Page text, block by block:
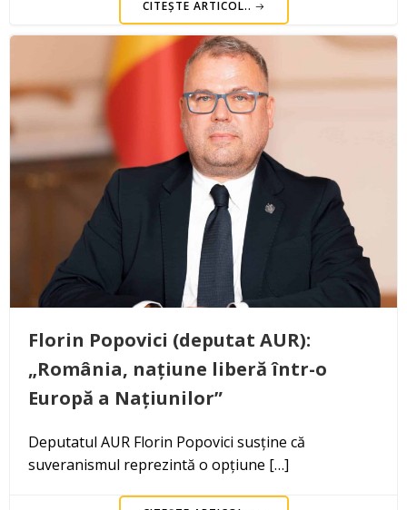
CITEȘTE ARTICOL..
Florin Popovici (deputat AUR):
„România, națiune liberă într-o
Europă a Națiunilor”
Deputatul AUR Florin Popovici susține că
suveranismul reprezintă o opțiune […]